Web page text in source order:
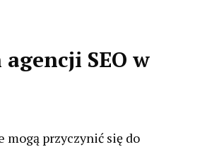
SEO w
mogą przyczynić się do